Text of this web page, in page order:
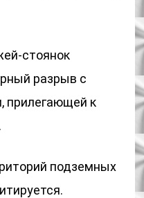
стоянок
разрыв с
прилегающей к
подземных